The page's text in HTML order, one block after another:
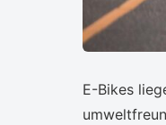
E-Bikes